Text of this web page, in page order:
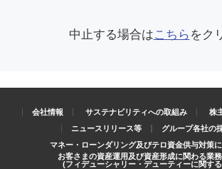
中止する場合はこちら をク
会社情報 サステナビリティへの取組み
株
ニュースリリース等
グループ各社の
マネー・ローンダリング及びテロ資金供与対策
お客さまの資産運用及び資産形成に関わる業
(フィデューシャリー・デューティーに関す